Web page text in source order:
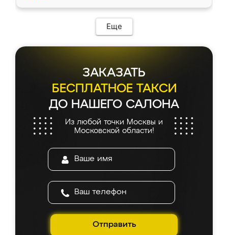
мебель сразу встала на свое место без
каких-либо доработок. Качеством осталась
довольна, все выглядит так, как и ожидала.
Еще
ЗАКАЗАТЬ
БЕСПЛАТНОЕ ТАКСИ
ДО НАШЕГО САЛОНА
Из любой точки Москвы и
Московской области!
Отправить